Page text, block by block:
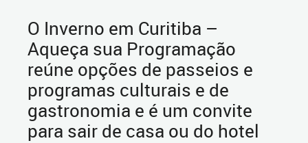
O Inverno em Curitiba –
Aqueça sua Programação
reúne opções de passeios e
programas culturais e de
gastronomia e é um convite
para sair de casa ou do hotel